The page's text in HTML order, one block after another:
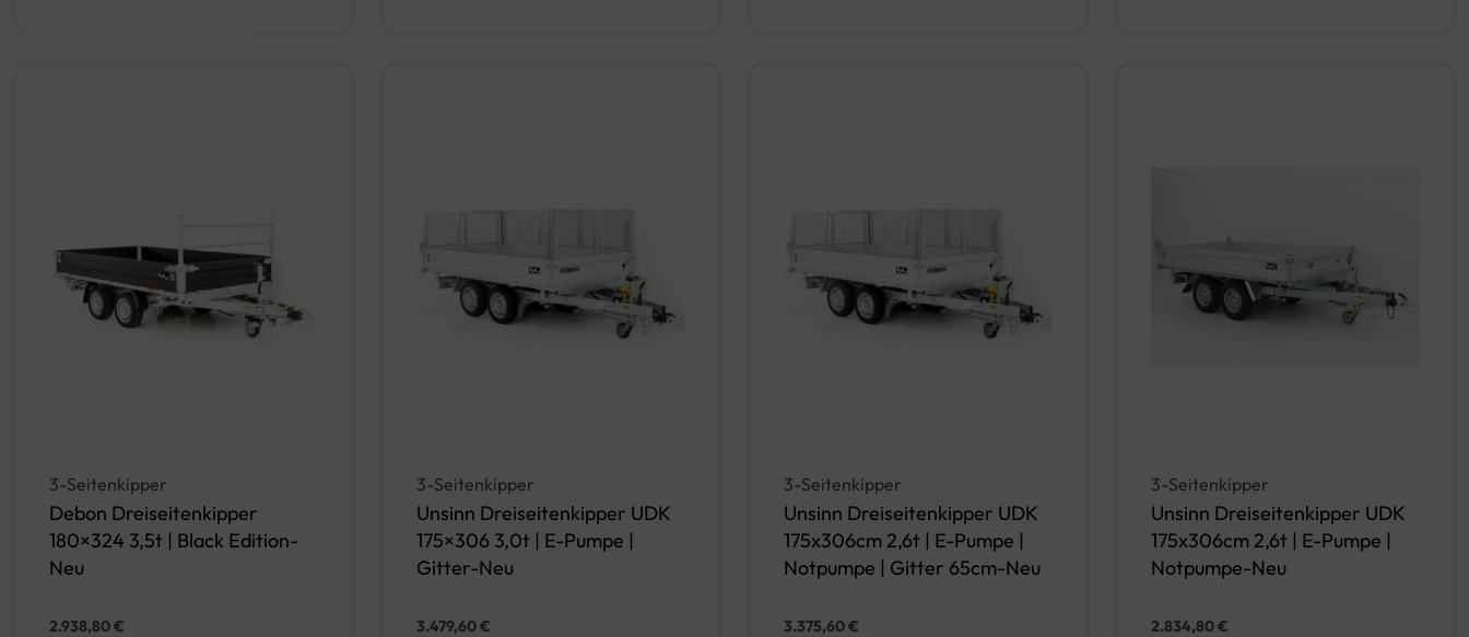
3-Seitenkipper
Debon Dreiseitenkipper
180×324 3,5t | Black Edition-
Neu
2.938,80€
3-Seitenkipper
Unsinn Dreiseitenkipper UDK
175×306 3,0t | E-Pumpe |
Gitter-Neu
3.479,60€
3-Seitenkipper
Unsinn Dreiseitenkipper UDK
175x306cm 2,6t | E-Pumpe |
Notpumpe | Gitter 65cm-Neu
3.375,60€
3-Seitenkipper
Unsinn Dreiseitenkipper UDK
175x306cm 2,6t | E-Pumpe |
Notpumpe-Neu
2.834,80€